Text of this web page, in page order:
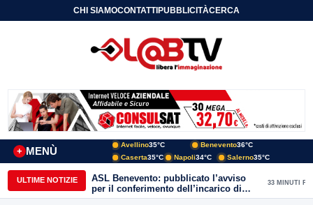
CHI SIAMOCONTATTIPUBBLICITÀCERCA
MENÙ
+
Avellino35°C Benevento36°C
Caserta35°C Napoli34°C Salerno35°C
ULTIME NOTIZIE
ASL Benevento: pubblicato l’avviso
per il conferimento dell’incarico di
Direttore della Unità Operativa
33 MINUTI FA